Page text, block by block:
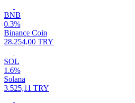
BNB
0.3%
Binance Coin
28.254,00 TRY
SOL
1.6%
Solana
3.525,11 TRY